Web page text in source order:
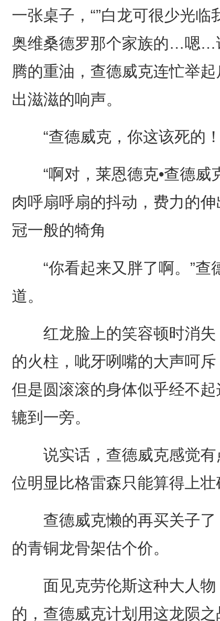
一张桌子，“”白龙可很少光
奥维桑德罗那个家族的…嗯…
腾的重油，查德威克连忙举
出滋滋的响声。
“查德威克，你这该死的！
“啊对，莱恩德克•查德威
肉呼扇呼扇的抖动，费力的
冠一般的犄角
“你看起来又胖了啊。”查
道。
红龙脸上的笑容顿时消失
的火柱，呲牙咧嘴的大声呵
但是圆滚滚的身体似乎经不
辘到一旁。
说实话，查德威克感觉有
位明显比格雷森只能算得上
查德威克懒的再买关子了
的青铜龙骨架估个价。
面见克劳伦斯这种大人物
的，查德威克计划用这龙陨